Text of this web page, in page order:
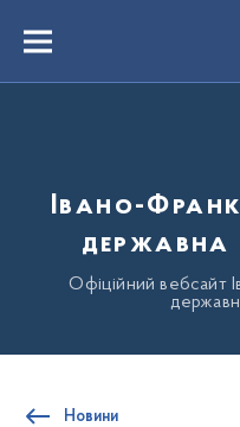
вмістуMenu
Івано-
державна
Офіційний вебсайт
Новини